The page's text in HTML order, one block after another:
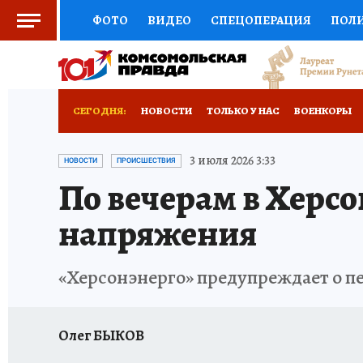
ФОТО ВИДЕО СПЕЦОПЕРАЦИЯ
СОЦПОДДЕРЖКА НАУКА СПОРТ
РЕКЛАМА НОВОЕ
СЕГОДНЯ: НОВОСТИ ТОЛЬКО У НАС ВОЕНКОРЫ
РАЗРУШЕНИЕ КАХОВСКОЙ ГЭС
НОВОСТИ ПРОИСШЕСТВИЯ 3 июля 2026 3:33
По вечерам в
напряжения
«Херсонэнерго» предупреждает о
Олег БЫКОВ